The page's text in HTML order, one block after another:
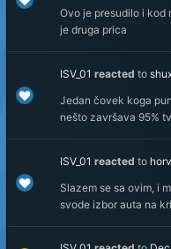
Ovo je presudilo i kod
je druga prica
ISV_01 reacted to
Jedan čovek koga
nešto završava 95%
ISV_01 reacted to
Slazem se sa ovim, i
svode izbor auta na